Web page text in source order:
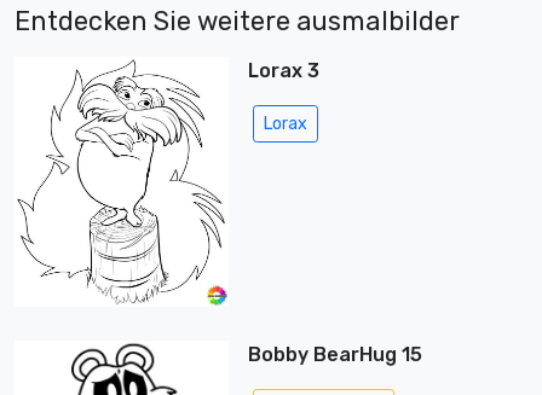
Entdecken Sie weitere ausmalbilder
Lorax 3
Lorax
Bobby BearHug 15